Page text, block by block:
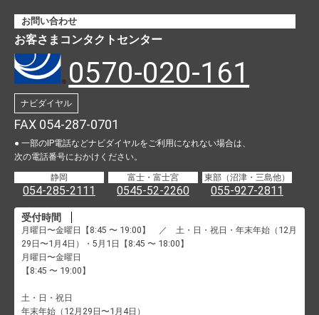
お問い合わせ
お客さまコンタクトセンター
0570-020-161
ナビダイヤル
FAX 054-287-0701
● 一部のIP電話などナビダイヤルをご利用になれない場合は、
次の電話番号におかけください。
静岡
054-285-2111
富士・富士宮
0545-52-2260
東部（沼津・三島他）
055-927-2811
受付時間
月曜日〜金曜日【8:45 〜 19:00】 ／ 土・日・祝日・年末年始（12月
29日〜1月4日）・5月1日【8:45 〜 18:00】
月曜日〜金曜日
【8:45 〜 19:00】
土・日・祝日
年末年始（12月29日〜1月4日）